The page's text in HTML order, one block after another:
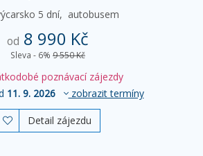
5 dní, autobusem
od 8 990 Kč
Sleva - 6% 9 550 Kč
poznávací zájezdy
11. 9. 2026 zobrazit termíny
 Detail zájezdu